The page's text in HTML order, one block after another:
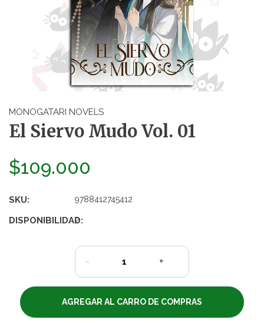
MONOGATARI NOVELS
El Siervo Mudo Vol. 01
$109.000
SKU: 9788412745412
DISPONIBILIDAD:
2
- +